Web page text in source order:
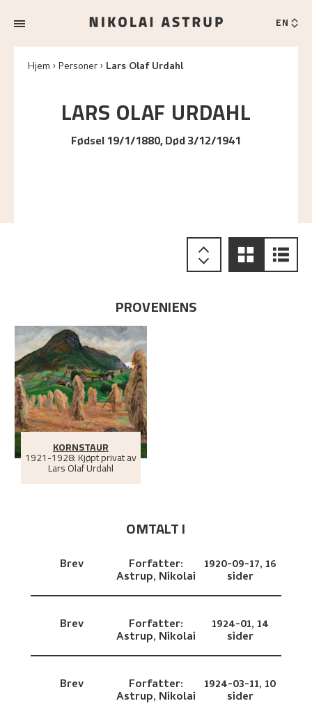
EN
Hjem Personer Lars Olaf Urdahl
LARS OLAF URDAHL
Fødsel 19/1/1880, Død 3/12/1941
PROVENIENS
KORNSTAUR
1921-1928: Kjøpt privat av
Lars Olaf Urdahl
OMTALT I
Brev Forfatter:
Astrup, Nikolai
1920-09-17,16
sider
Brev Forfatter:
Astrup, Nikolai
1924-01,14
sider
Brev Forfatter:
Astrup, Nikolai
1924-03-11,10
sider